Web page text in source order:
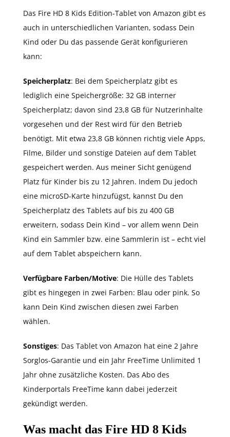
Das Fire HD 8 Kids Edition-Tablet von Amazon gibt es
auch in unterschiedlichen Varianten, sodass Dein
Kind oder Du das passende Gerät konfigurieren
kann:
Speicherplatz: Bei dem Speicherplatz gibt es
lediglich eine Speichergröße: 32 GB interner
Speicherplatz; davon sind 23,8 GB für Nutzerinhalte
vorgesehen und der Rest wird für den Betrieb
benötigt. Mit etwa 23,8 GB können richtig viele Apps,
Filme, Bilder und sonstige Dateien auf dem Tablet
gespeichert werden. Aus meiner Sicht genügend
Platz für Kinder bis zu 12 Jahren. Indem Du jedoch
eine microSD-Karte hinzufügst, kannst Du den
Speicherplatz des Tablets auf bis zu 400 GB
erweitern, sodass Dein Kind – vor allem wenn Dein
Kind ein Sammler bzw. eine Sammlerin ist – echt viel
auf dem Tablet abspeichern kann.
Verfügbare Farben/Motive: Die Hülle des Tablets
gibt es hingegen in zwei Farben: Blau oder pink. So
kann Dein Kind zwischen diesen zwei Farben
wählen.
Sonstiges: Das Tablet von Amazon hat eine 2 Jahre
Sorglos-Garantie und ein Jahr FreeTime Unlimited 1
Jahr ohne zusätzliche Kosten. Das Abo des
Kinderportals FreeTime kann dabei jederzeit
gekündigt werden.
Was macht das Fire HD 8 Kids